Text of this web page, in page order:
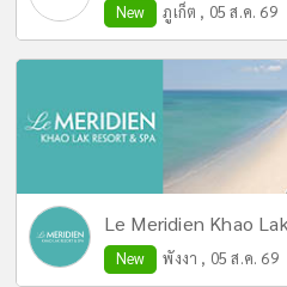
New ภูเก็ต , 05 ส.ค. 69
Le Meridien Khao
New พังงา , 05 ส.ค. 69